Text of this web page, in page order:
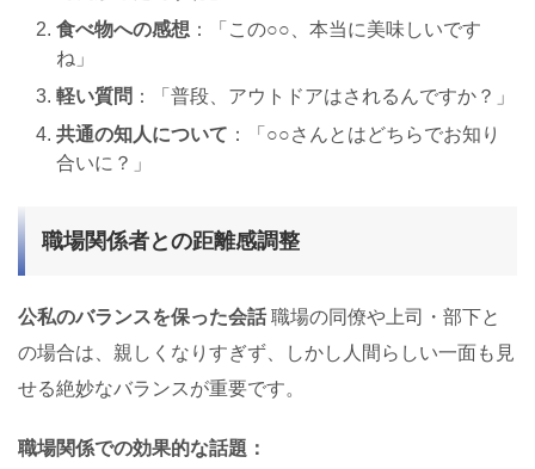
食べ物への感想 ：「この○○、本当に美味しいです
ね」
軽い質問 ：「普段、アウトドアはされるんですか？」
共通の知人について ：「○○さんとはどちらでお知り
合いに？」
職場関係者との距離感調整
公私のバランスを保った会話職場の同僚や上司・部下と
の場合は、親しくなりすぎず、しかし人間らしい一面も見
せる絶妙なバランスが重要です。
職場関係での効果的な話題：